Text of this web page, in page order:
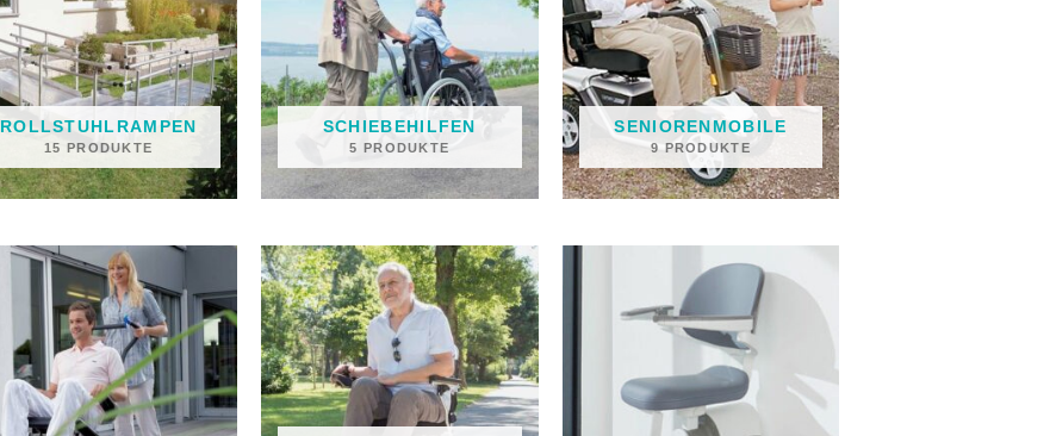
ROLLSTUHLRAMPEN
15 PRODUKTE
SCHIEBEHILFEN
5 PRODUKTE
SENIORENMOBILE
9 PRODUKTE